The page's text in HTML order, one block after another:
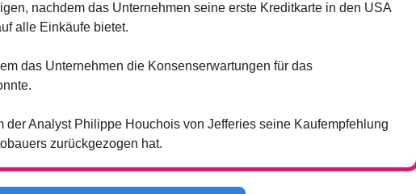
nachdem das Unternehmen seine erste Kreditkarte in den USA
alle Einkäufe bietet.
das Unternehmen die Konsenserwartungen für das
der Analyst Philippe Houchois von Jefferies seine Kaufempfehlung
zurückgezogen hat.